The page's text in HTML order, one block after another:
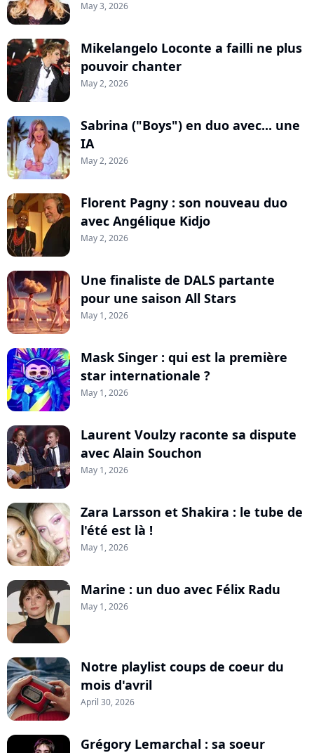
May 3, 2026
Mikelangelo Loconte a failli ne plus
pouvoir chanter
May 2, 2026
Sabrina ("Boys") en duo avec... une
IA
May 2, 2026
Florent Pagny : son nouveau duo
avec Angélique Kidjo
May 2, 2026
Une finaliste de DALS partante
pour une saison All Stars
May 1, 2026
Mask Singer : qui est la première
star internationale ?
May 1, 2026
Laurent Voulzy raconte sa dispute
avec Alain Souchon
May 1, 2026
Zara Larsson et Shakira : le tube de
l'été est là !
May 1, 2026
Marine : un duo avec Félix Radu
May 1, 2026
Notre playlist coups de coeur du
mois d'avril
April 30, 2026
Grégory Lemarchal : sa soeur